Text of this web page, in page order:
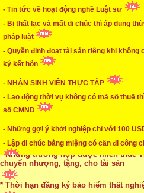
- Tin tức về hoạt động nghề Luật sư
- Bị thất lạc và mất di chúc thì áp dụng
pháp luật
- Quyền định đoạt tài sản riêng khi không
ký kết hôn
- NHẬN SINH VIÊN THỰC TẬP
- Lao động thời vụ không có mã số thuế
số CMND
- Những gợi ý khởi nghiệp chỉ với 100
- Lập di chúc bằng miệng có cần đi công
* Cách chọn màu phù hợp theo phong
* Mức phạt khi chậm nộp báo cáo thuế
* Lập di chúc bằng miệng có cần đi
* Những trường hợp được miễn thuế
chuyển nhượng, tặng, cho tài sản